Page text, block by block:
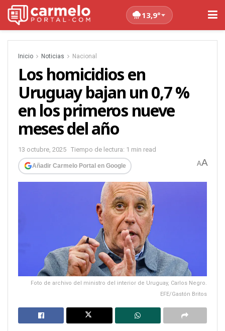
13,9°
Inicio Noticias Nacional
Los homicidios en
Uruguay bajan un 0,7 %
en los primeros nueve
meses del año
13 octubre, 2025 Tiempo de lectura: 1 min read
Añadir Carmelo Portal en Google AA
Foto de archivo del ministro del interior de Uruguay, Carlos Negro.
EFE/Gastón Britos